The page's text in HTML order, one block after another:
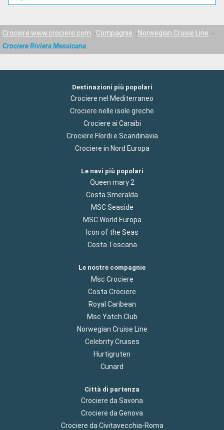
Crociere www.crociere.com Compagnie
Norwegian Cruise Line
Crociere Riviera Messicana
Destinazioni più popolari
Crociere nel Mediterraneo
Crociere nelle isole greche
Crociere ai Caraibi
Crociere Flordi e Scandinavia
Crociere in Nord Europa
Le navi più popolari
Queen mary 2
Costa Smeralda
MSC Seaside
MSC World Europa
Icon of the Seas
Costa Toscana
Le nostre compagnie
Msc Crociere
Costa Crociere
Royal Caribean
Msc Yatch Club
Norwegian Cruise Line
Celebrity Cruises
Hurtigruten
Cunard
Città di partenza
Crociere da Savona
Crociere da Genova
Crociere da Civitavecchia-Roma